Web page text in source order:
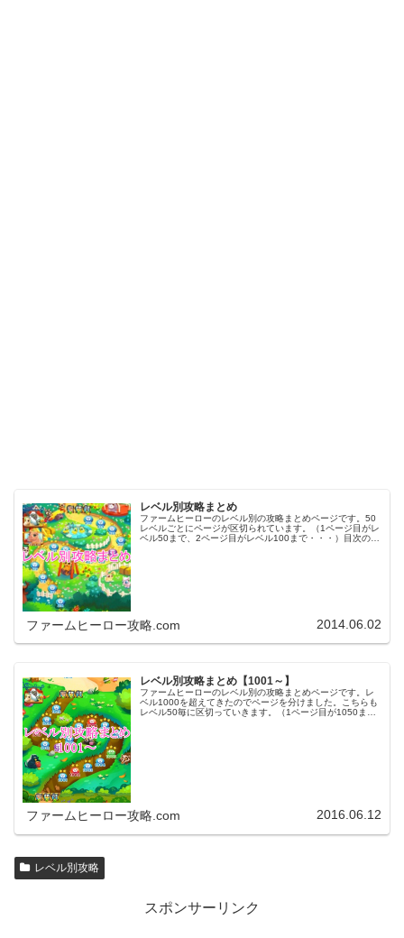
レベル別攻略まとめ
ファームヒーローのレベル別の攻略まとめページです。50
レベルごとにページが区切られています。（1ページ目がレ
ベル50まで、2ページ目がレベル100まで・・・）目次のリ
ファームヒーロー攻略.com 2014.06.02
レベル別攻略まとめ【1001～】
ファームヒーローのレベル別の攻略まとめページです。レ
ベル1000を超えてきたのでページを分けました。こちらも
レベル50毎に区切っていきます。（1ページ目が1050ま
ファームヒーロー攻略.com 2016.06.12
レベル別攻略
スポンサーリンク